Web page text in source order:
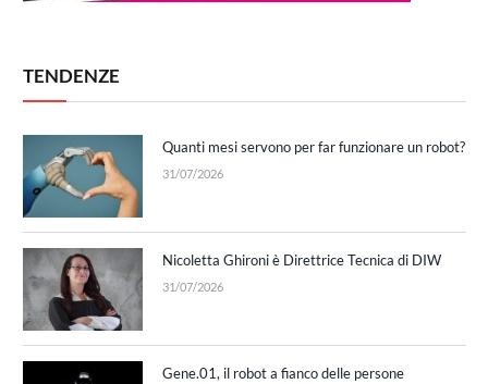
TENDENZE
Quanti mesi servono per far funzionare un robot?
31/07/2026
Nicoletta Ghironi è Direttrice Tecnica di DIW
31/07/2026
Gene.01, il robot a fianco delle persone